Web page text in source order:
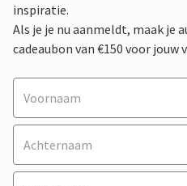
inspiratie.
Als je je nu aanmeldt, maak je
cadeaubon van €150 voor jouw